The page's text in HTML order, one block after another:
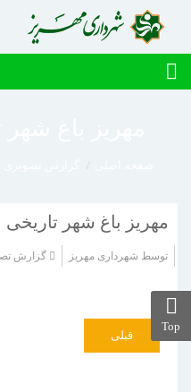
مهریز باغ شهر تاریخی
توسط شهرداری مهریز گزارش
قبلی
Top